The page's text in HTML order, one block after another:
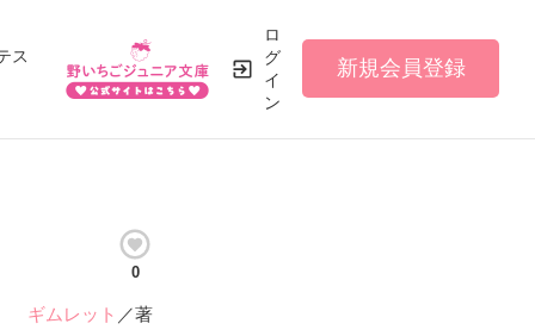
ス
ロ
グ
イ
ン
新規会員登録
0
ギムレット ／著